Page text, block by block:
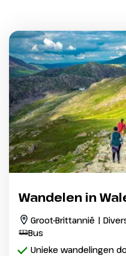
Wandelen in
Groot-Brittannië |
Bus
Unieke wandelingen